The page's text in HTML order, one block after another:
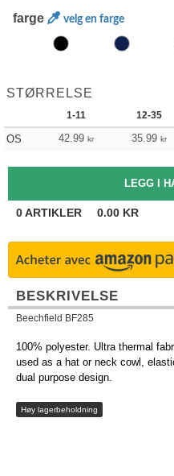
farge velg en farge
STØRRELSE
1-11 12-35
OS 42.99 kr 35.99 kr
0ARTIKLER 0.00 KR
BESKRIVELSE
Beechfield BF285
100% polyester. Ultra thermal
used as a hat or neck cowl,
dual purpose design.
Høy lagerbeholdning